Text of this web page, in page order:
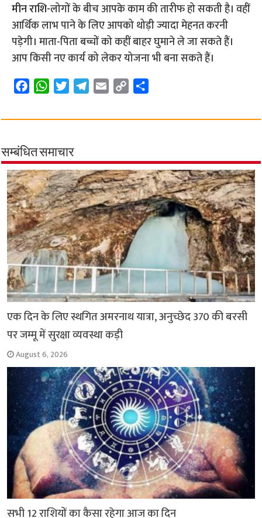
मीन राशि-लोगों के बीच आपके काम की तारीफ हो सकती है। वहीं
आर्थिक लाभ पाने के लिए आपको थोड़ी ज्यादा मेहनत करनी
पड़ेगी। माता-पिता बच्चों को कहीं बाहर घुमाने ले जा सकते हैं।
आप किसी नए कार्य को लेकर योजना भी बना सकते हैं।
c
b
o
o
k
W
a
s
A
p
p
i
t
e
r
l
r
a
m
a
p
i
n
k
a
सम्बंधित समाचार
एक दिन के लिए स्थगित अमरनाथ यात्रा, अनुच्छेद 370 की बरसी
पर जम्मू में सुरक्षा व्यवस्था कड़ी
August 6, 2026
सभी 12 राशियों का कैसा रहेगा आज का दिन